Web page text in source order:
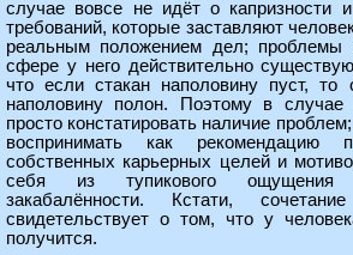
случае вовсе не идёт о капризности
требований, которые заставляют
реальным положением дел; проблемы
сфере у него действительно
что если стакан наполовину пуст,
наполовину полон. Поэтому в
просто констатировать наличие
воспринимать как рекомендацию
собственных карьерных целей и
себя из тупикового ощущения
закабалённости. Кстати,
свидетельствует о том, что у
получится.